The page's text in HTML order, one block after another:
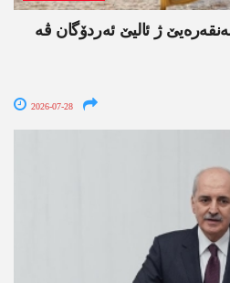
ژ ئالیێ ئەردۆگان ڤە
2026-07-28